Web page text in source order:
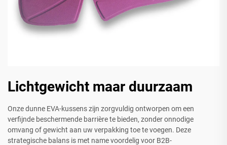
Lichtgewicht maar duurzaam
Onze dunne EVA-kussens zijn zorgvuldig ontworpen om een
verfijnde beschermende barrière te bieden, zonder onnodige
omvang of gewicht aan uw verpakking toe te voegen. Deze
strategische balans is met name voordelig voor B2B-